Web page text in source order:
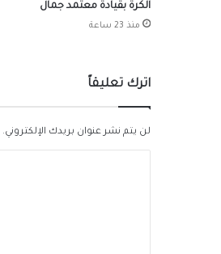
الكرة بقيادة معتمد جمال
منذ 23 ساعة
اترك تعليقاً
لن يتم نشر عنوان بريدك الإلكتروني.